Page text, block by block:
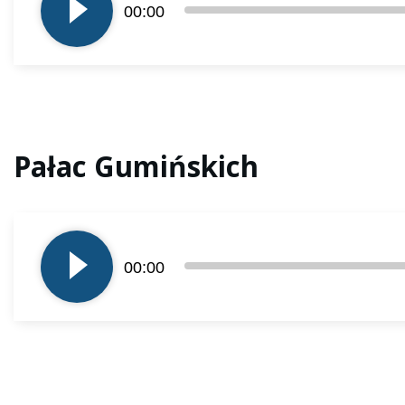
00:00
Pałac Gumińskich
plików
dźwiękowych
00:00